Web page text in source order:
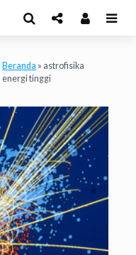
Beranda » astrofisika
energi tinggi